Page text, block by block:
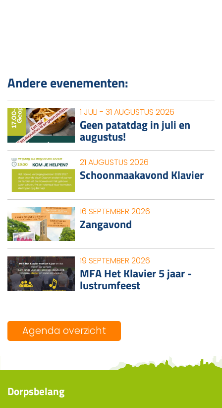
Andere evenementen:
1 JULI - 31 AUGUSTUS 2026
Geen patatdag in juli en
augustus!
21 AUGUSTUS 2026
Schoonmaakavond Klavier
16 SEPTEMBER 2026
Zangavond
19 SEPTEMBER 2026
MFA Het Klavier 5 jaar -
lustrumfeest
Agenda overzicht
Dorpsbelang